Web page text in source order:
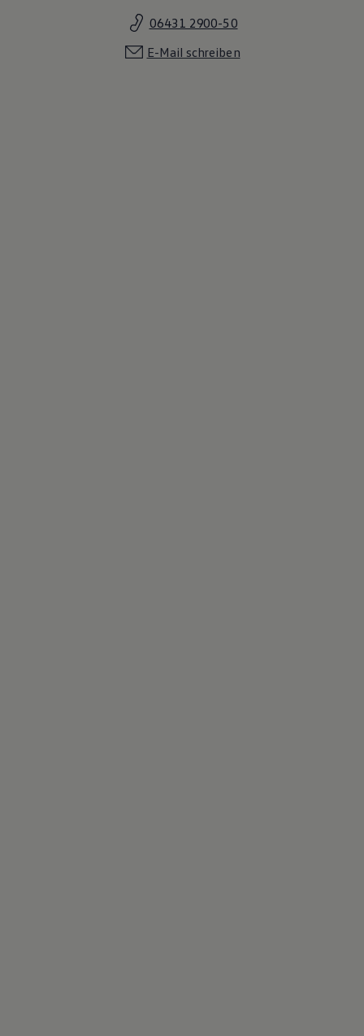
06431 2900-50
E-Mail schreiben